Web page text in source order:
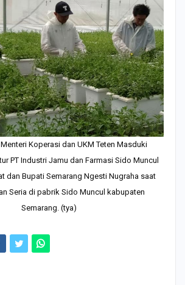
Menteri Koperasi dan UKM Teten Masduki
PT Industri Jamu dan Farmasi Sido Muncul
dan Bupati Semarang Ngesti Nugraha saat
Seria di pabrik Sido Muncul kabupaten
Semarang. (tya)